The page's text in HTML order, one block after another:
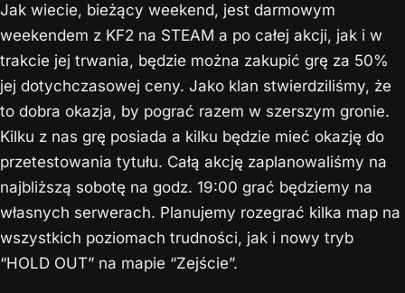
Jak wiecie, bieżący weekend, jest darmowym
weekendem z KF2 na STEAM a po całej akcji, jak i w
trakcie jej trwania, będzie można zakupić grę za 50%
jej dotychczasowej ceny. Jako klan stwierdziliśmy, że
to dobra okazja, by pograć razem w szerszym gronie.
Kilku z nas grę posiada a kilku będzie mieć okazję do
przetestowania tytułu. Całą akcję zaplanowaliśmy na
najbliższą sobotę na godz. 19:00 grać będziemy na
własnych serwerach. Planujemy rozegrać kilka map na
wszystkich poziomach trudności, jak i nowy tryb
“HOLD OUT” na mapie “Zejście”.